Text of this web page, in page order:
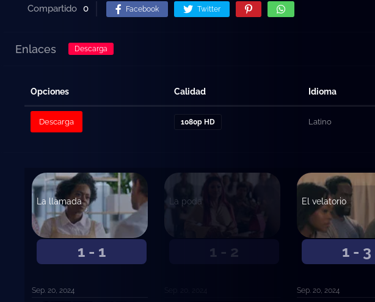
Compartido 0 Facebook Twitter
Enlaces Descarga
Opciones Calidad Idioma
Descarga 1080p HD Latino
1 - 1
La llamada
Sep. 20, 2024
1 - 2
La poda
1 - 3
El velatorio
Sep. 20, 2024